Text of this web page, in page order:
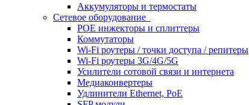
Аккумуляторы и термостаты
Сетевое оборудование
POE инжекторы и сплиттеры
Коммутаторы
Wi-Fi роутеры / точки доступа / репитеры
Wi-Fi роутеры 3G/4G/5G
Усилители сотовой связи и интернета
Медиаконвертеры
Удлинители Ethernet, PoE